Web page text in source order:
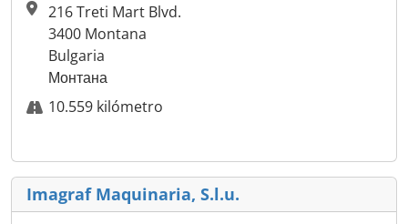
216 Treti Mart Blvd.
3400 Montana
Bulgaria
Монтана
10.559 kilómetro
Imagraf Maquinaria, S.l.u.